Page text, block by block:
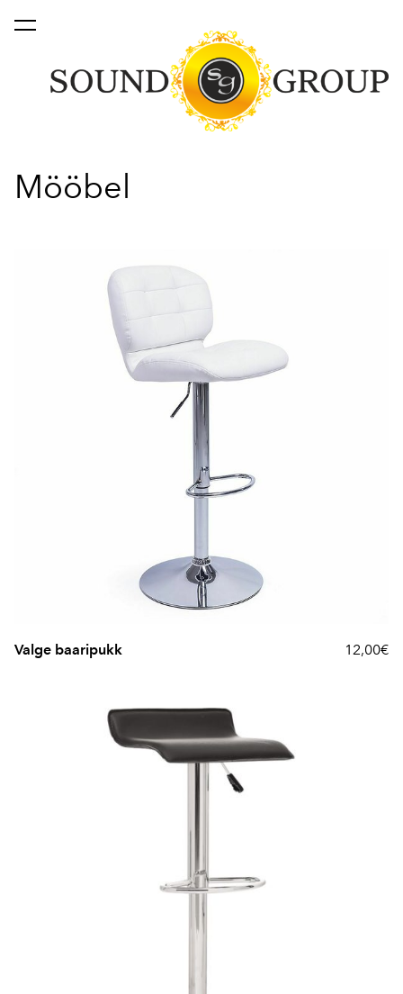
lisati ostukorvi. Vaata ostukorvi
Mööbel
Valge baaripukk 12,00€